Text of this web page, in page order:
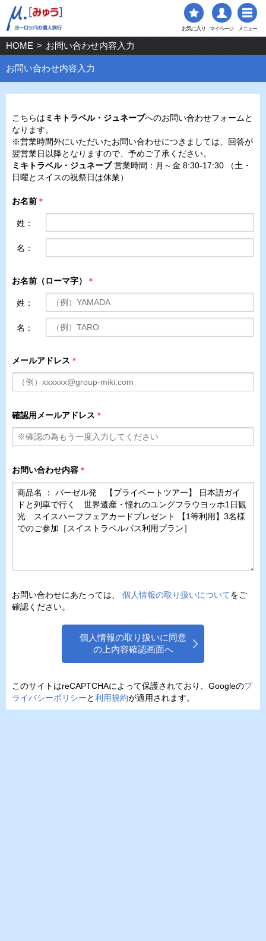
お気に入り マイページ メニュー
HOME > お問い合わせ内容入力
お問い合わせ内容入力
こちらは ミキトラベル・ジュネーブへのお問い合わせフォームと
なります。
※営業時間外にいただいたお問い合わせにつきましては、回答が
翌営業日以降となりますので、予めご了承ください。
ミキトラベル・ジュネーブ営業時間：月～金 8:30-17:30 （土・
日曜とスイスの祝祭日は休業）
お名前 ＊
姓：
名：
お名前（ローマ字） ＊
姓：
名：
メールアドレス ＊
確認用メールアドレス ＊
お問い合わせ内容 ＊
お問い合わせにあたっては、 個人情報の取り扱いについてをご
確認ください。
個人情報の取り扱いに同意
の上内容確認画面へ
このサイトはreCAPTCHAによって保護されており、Googleのプ
ライバシーポリシーと利用規約が適用されます。